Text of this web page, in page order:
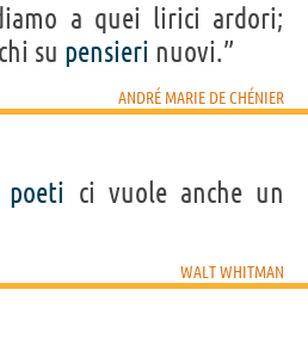
a quei lirici ardori;
su pensieri nuovi.”
ANDRÉ MARIE DE CHÉNIER
poeti ci vuole anche un
WALT WHITMAN